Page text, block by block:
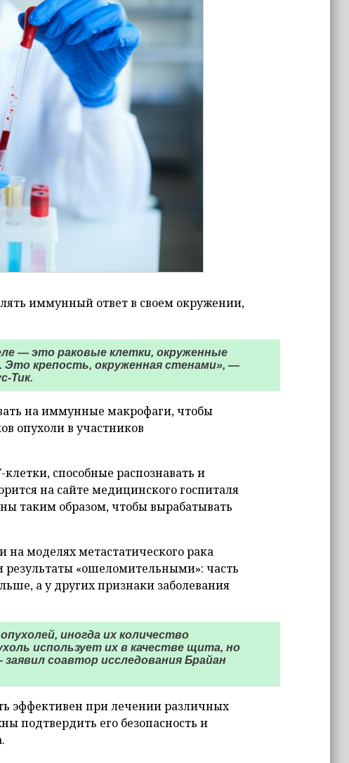
иммунный ответ в своем окружении,
— это раковые клетки, окруженные
крепость, окруженная стенами», —
Тик.
на иммунные макрофаги, чтобы
опухоли в участников
клетки, способные распознавать и
на сайте медицинского госпиталя
таким образом, чтобы вырабатывать
моделях метастатического рака
«ошеломительными»: часть
а у других признаки заболевания
иногда их количество
использует их в качестве щита, но
соавтор исследования Брайан
эффективен при лечении различных
подтвердить его безопасность и